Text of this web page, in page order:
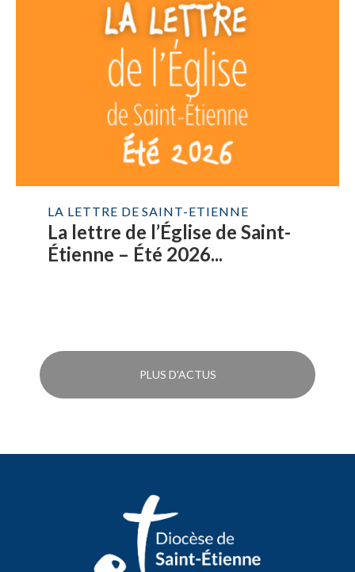
LA LETTRE DE SAINT-ETIENNE
La lettre de l’Église de Saint-
Étienne – Été 2026...
PLUS D'ACTUS